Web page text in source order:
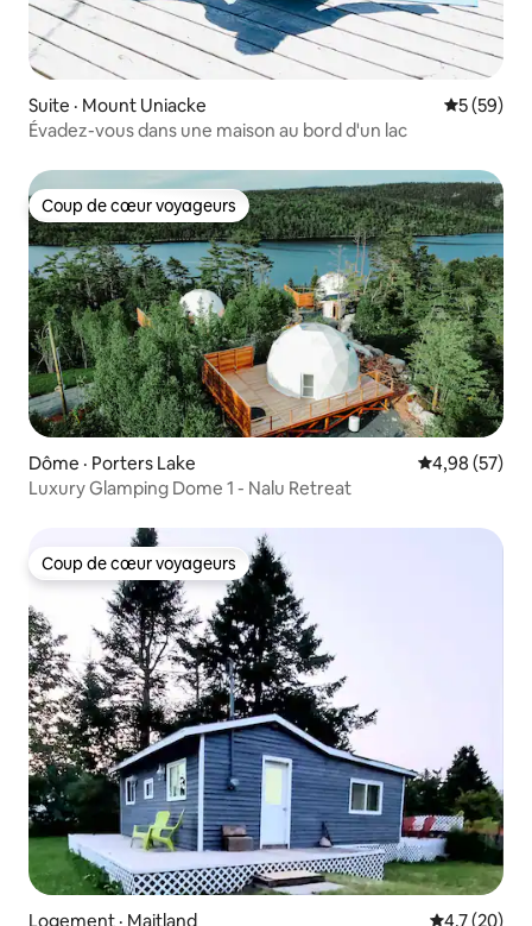
Suite · Mount Uniacke Note
5 (59)
Évadez-vous dans une maison au bord d'un lac
Coup de cœur voyageurs
Coup de cœur voyageurs
Dôme · Porters Lake Note
4,98 (57)
Luxury Glamping Dome 1 - Nalu Retreat
Coup de cœur voyageurs
Coup de cœur voyageurs
Logement · Maitland Note
4,7 (20)